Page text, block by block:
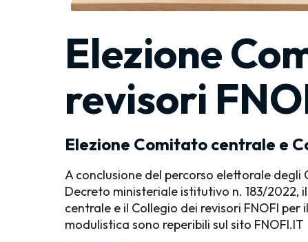
Elezione
revisori
Elezione Comitato centrale e
A conclusione del percorso elettorale
Decreto ministeriale istitutivo n. 183/2022,
centrale e il Collegio dei revisori FNOFI
modulistica sono reperibili sul sito FNOFI.IT